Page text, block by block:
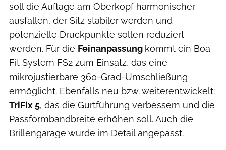
soll die Auflage am Oberkopf harmonischer
ausfallen, der Sitz stabiler werden und
potenzielle Druckpunkte sollen reduziert
werden. Für die Feinanpassung kommt ein Boa
Fit System FS2 zum Einsatz, das eine
mikrojustierbare 360-Grad-Umschließung
ermöglicht. Ebenfalls neu bzw. weiterentwickelt:
TriFix 5, das die Gurtführung verbessern und die
Passformbandbreite erhöhen soll. Auch die
Brillengarage wurde im Detail angepasst.